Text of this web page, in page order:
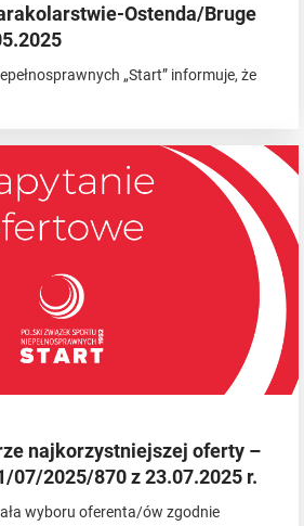
Ostenda/Bruge
„Start” informuje, że
najkorzystniejszej oferty –
07/2025/870 z 23.07.2025 r.
wyboru oferenta/ów zgodnie